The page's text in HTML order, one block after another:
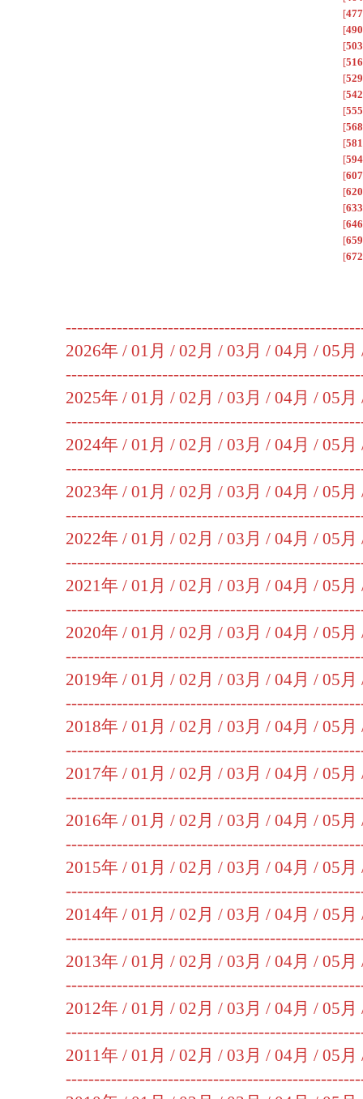
[477
[490
[503
[516
[529
[542
[555
[568
[581
[594
[607
[620
[633
[646
[659
[672
2026年 / 01月 / 02月 / 03月 / 04月 / 05月
2025年 / 01月 / 02月 / 03月 / 04月 / 05月
2024年 / 01月 / 02月 / 03月 / 04月 / 05月
2023年 / 01月 / 02月 / 03月 / 04月 / 05月
2022年 / 01月 / 02月 / 03月 / 04月 / 05月
2021年 / 01月 / 02月 / 03月 / 04月 / 05月
2020年 / 01月 / 02月 / 03月 / 04月 / 05月
2019年 / 01月 / 02月 / 03月 / 04月 / 05月
2018年 / 01月 / 02月 / 03月 / 04月 / 05月
2017年 / 01月 / 02月 / 03月 / 04月 / 05月
2016年 / 01月 / 02月 / 03月 / 04月 / 05月
2015年 / 01月 / 02月 / 03月 / 04月 / 05月
2014年 / 01月 / 02月 / 03月 / 04月 / 05月
2013年 / 01月 / 02月 / 03月 / 04月 / 05月
2012年 / 01月 / 02月 / 03月 / 04月 / 05月
2011年 / 01月 / 02月 / 03月 / 04月 / 05月